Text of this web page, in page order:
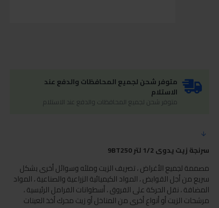
متوفر شحن لجميع المحافظات والدفع عند
الاستلام
متوفر شحن لجميع المحافظات والدفع عند الاستلام
سرنجة زيت يدوى 1/2 لتر 9BT250
مصممة لجميع الأغراض ، تصريف الزيت وملئه وسوائل أخرى بشكل
سريع من أجل القوابض ، المواد الكيميائية الزراعية والصناعية ، المواد
المضافة ، نقل الحركة على الفروق ، أسطوانات الفرامل الرئيسية ،
مرشحات الزيت أو أنواع أخرى من المناخل أو زيت محرك أخذ العينات